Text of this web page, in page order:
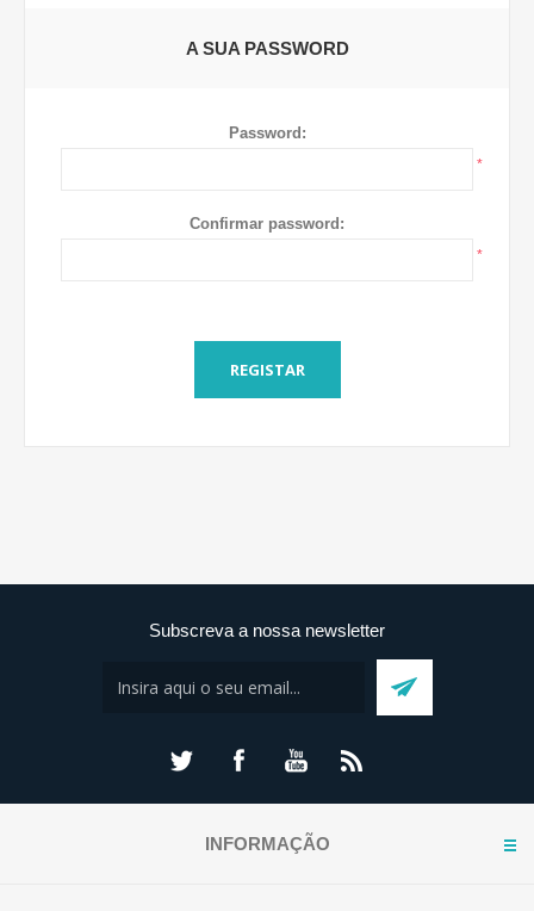
A SUA PASSWORD
Password:
*
Confirmar password:
*
REGISTAR
Subscreva a nossa newsletter
INFORMAÇÃO